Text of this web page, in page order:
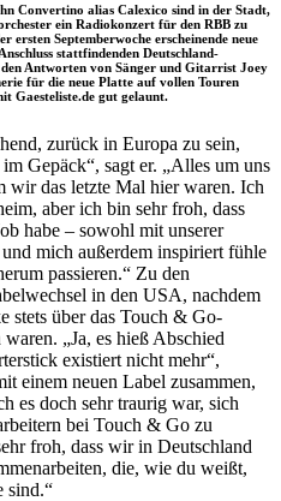
Convertino alias Calexico sind in der Stadt,
ein Radiokonzert für den RBB zu
Septemberwoche erscheinende neue
stattfindenden Deutschland-
Antworten von Sänger und Gitarrist Joey
für die neue Platte auf vollen Touren
Gaesteliste.de gut gelaunt.
zurück in Europa zu sein,
Gepäck“, sagt er. „Alles um uns
wir das letzte Mal hier waren. Ich
aber ich bin sehr froh, dass
habe – sowohl mit unserer
mich außerdem inspiriert fühle
passieren.“ Zu den
in den USA, nachdem
stets über das Touch & Go-
„Ja, es hieß Abschied
existiert nicht mehr“,
einem neuen Label zusammen,
es doch sehr traurig war, sich
bei Touch & Go zu
froh, dass wir in Deutschland
die, wie du weißt,
sind.“